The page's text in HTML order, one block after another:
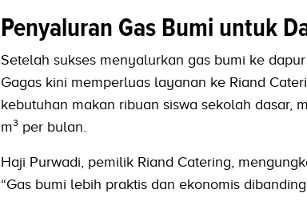
Penyaluran Gas Bumi untuk
Setelah sukses menyalurkan gas bumi ke
Gagas kini memperluas layanan ke Riand
kebutuhan makan ribuan siswa sekolah dasar,
m³ per bulan.
Haji Purwadi, pemilik Riand Catering,
“Gas bumi lebih praktis dan ekonomis